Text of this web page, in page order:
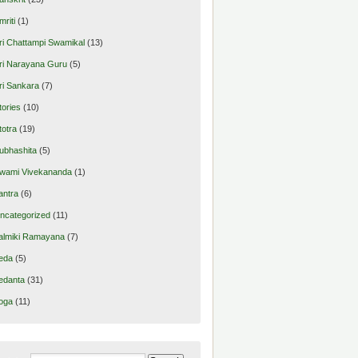
(1)
Chattampi Swamikal(13)
Narayana Guru(5)
Sankara(7)
(10)
(19)
(5)
Vivekananda(1)
(6)
(11)
Ramayana(7)
(5)
(31)
(11)